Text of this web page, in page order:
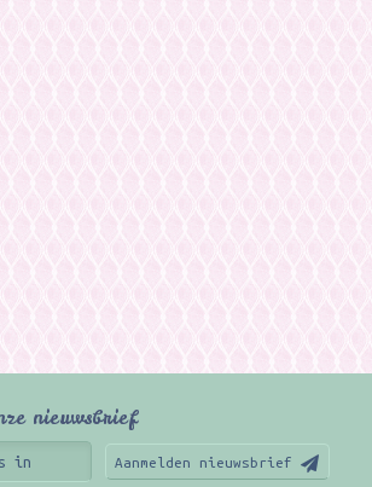
nieuwsbrief
Aanmelden nieuwsbrief